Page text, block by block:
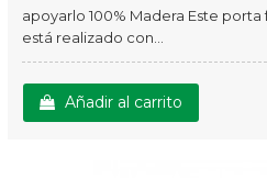
apoyarlo 100% Madera Este
está realizado con...
Añadir al carrito